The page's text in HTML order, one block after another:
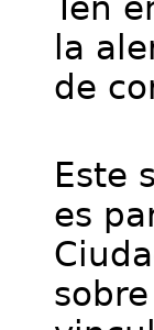
la
de
Este
es